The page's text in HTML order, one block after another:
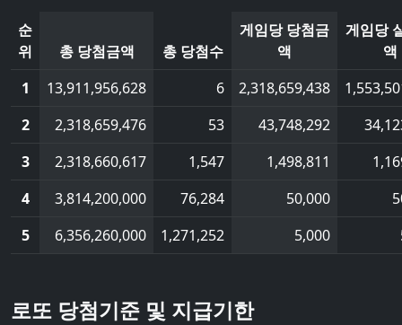
순
위
총 당첨금액 총 당첨수
게임당 당첨금
액
게임당
액
1
13,911,956,628 6 2,318,659,438
2
2,318,659,476 53 43,748,292
3
2,318,660,617 1,547 1,498,811
4
3,814,200,000 76,284 50,000
5
6,356,260,000 1,271,252 5,000
로또 당첨기준 및 지급기한